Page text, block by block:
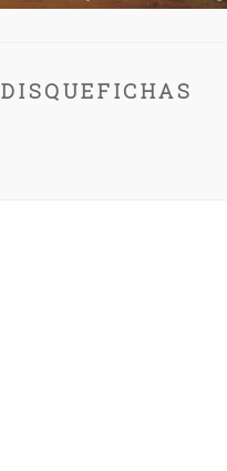
DISQUEFICHAS